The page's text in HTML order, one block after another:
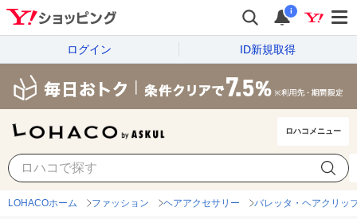
i
ログイン ID新規取得
ロハコメニュー
LOHACOホーム ファッション ヘアアクセサリー バレッタ・ヘアクリッ